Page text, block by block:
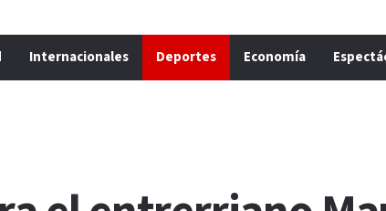
Internacionales Deportes Economía